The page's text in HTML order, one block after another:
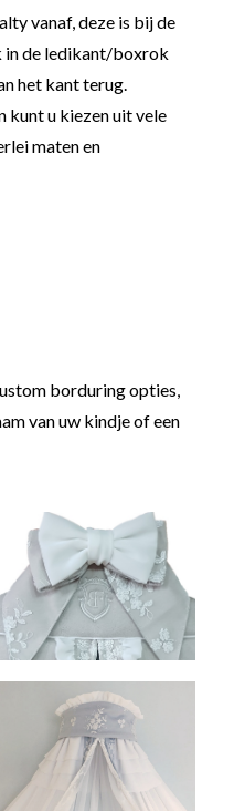
vanaf, deze is bij de
in de ledikant/boxrok
het kant terug.
kunt u kiezen uit vele
maten en
borduring opties,
van uw kindje of een